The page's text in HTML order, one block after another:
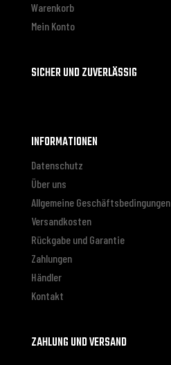
Warenkorb
Mein Konto
SICHER UND ZUVERLÄSSIG
INFORMATIONEN
Datenschutz
Über uns
Allgemeine Geschäftsbedingungen
Versandkosten
Rückgabe und Garantie
Zahlungen
Händler
Kontakt
ZAHLUNG UND VERSAND